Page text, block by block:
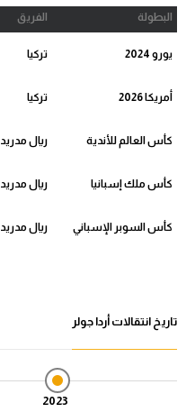
الدوري الإسباني
الدوري السعودي للمحترفين
دوري أبطال إفريقيا
البطولة الفريق
يورو 2024 تركيا
أمريكا 2026 تركيا
كأس العالم للأندية ريال مدريد
كأس ملك إسبانيا ريال مدريد
كأس السوبر الإسباني ريال مدريد
تاريخ انتقالات أردا جولر
2023